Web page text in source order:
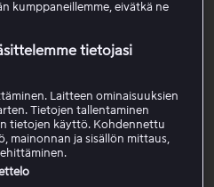
yläkulmasta.
vaan sen sijaan
sinulla ei ole aktiivista
näkyy (esimerkiksi TV-
kumppaneillemme, eivätkä ne
tietojasi
Laitteen ominaisuuksien
Tietojen tallentaminen
tietojen käyttö. Kohdennettu
mainonnan ja sisällön mittaus,